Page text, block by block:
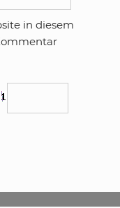
in diesem